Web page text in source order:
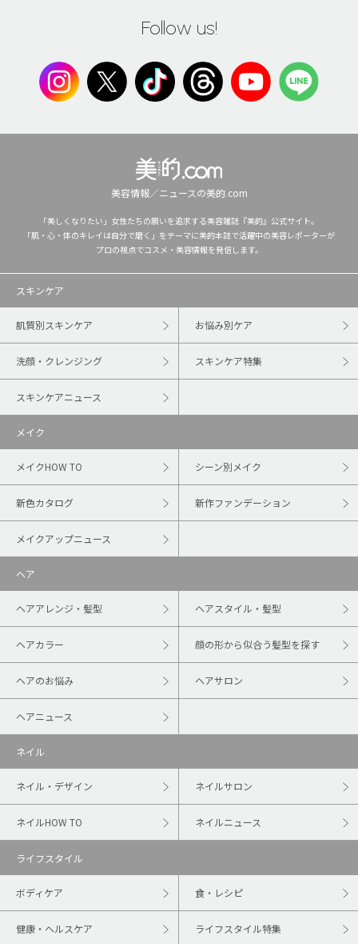
Follow us!
美容情報／ニュースの美的.com
「美しくなりたい」女性たちの願いを追求する美容雑誌『美的』公式サイト。
「肌・心・体のキレイは自分で磨く」をテーマに美的本誌で活躍中の美容レポーターが
プロの視点でコスメ・美容情報を発信します。
スキンケア
肌質別スキンケア お悩み別ケア
洗顔・クレンジング スキンケア特集
スキンケアニュース
メイク
メイクHOW TO シーン別メイク
新色カタログ 新作ファンデーション
メイクアップニュース
ヘア
ヘアアレンジ・髪型 ヘアスタイル・髪型
ヘアカラー 顔の形から似合う髪型を探す
ヘアのお悩み ヘアサロン
ヘアニュース
ネイル
ネイル・デザイン ネイルサロン
ネイルHOW TO ネイルニュース
ライフスタイル
ボディケア 食・レシピ
健康・ヘルスケア ライフスタイル特集